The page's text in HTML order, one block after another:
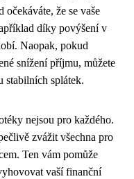
očekáváte, že se vaše
díky povýšení v
Naopak, pokud
snížení příjmu, můžete
stabilních splátek.
nejsou pro každého.
zvážit všechna pro
Ten vám pomůže
vaší finanční